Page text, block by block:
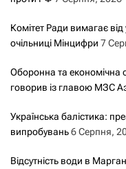
Комітет Ради вимагає
очільниці Мінцифри 7
Оборонна та економічна
говорив із главою МЗС
Українська балістика:
випробувань6 Серпня,
Відсутність води в